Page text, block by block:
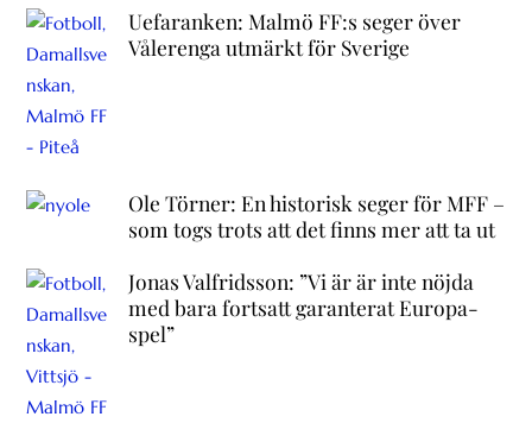
Uefaranken: Malmö FF:s seger över
Vålerenga utmärkt för Sverige
Ole Törner: En historisk seger för MFF –
som togs trots att det finns mer att ta ut
Jonas Valfridsson: ”Vi är är inte nöjda
med bara fortsatt garanterat Europa-
spel”